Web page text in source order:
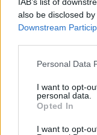
also be disclosed
Downstream
Personal Data
I want to opt-
personal data.
Opted In
I want to opt-
Fru Boholm
11 år sedan
Gott! Här
purjolökssoppa i